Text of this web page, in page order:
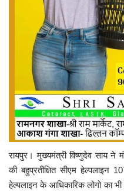
रायपुर। मुख्यमंत्री विष्णुदेव साय ने
की बहुप्रतीक्षित सीएम हेल्पलाइन
हेल्पलाइन के आधिकारिक लोगो का